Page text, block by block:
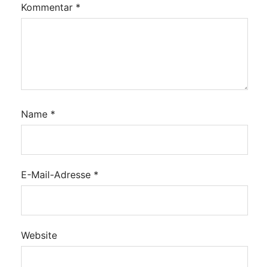
Kommentar *
Name *
E-Mail-Adresse *
Website